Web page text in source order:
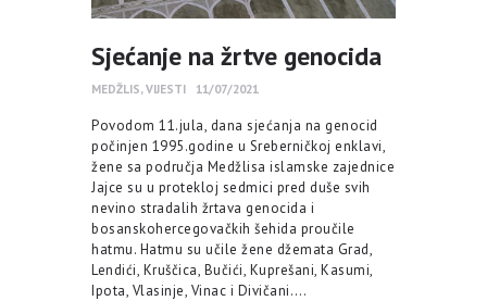
Sjećanje na žrtve genocida
MEDŽLIS,VIJESTI 11/07/2021
Povodom 11.jula, dana sjećanja na genocid
počinjen 1995.godine u Sreberničkoj enklavi,
žene sa područja Medžlisa islamske zajednice
Jajce su u protekloj sedmici pred duše svih
nevino stradalih žrtava genocida i
bosanskohercegovačkih šehida proučile
hatmu. Hatmu su učile žene džemata Grad,
Lendići, Kruščica, Bučići, Kuprešani, Kasumi,
Ipota, Vlasinje, Vinac i Divičani.…